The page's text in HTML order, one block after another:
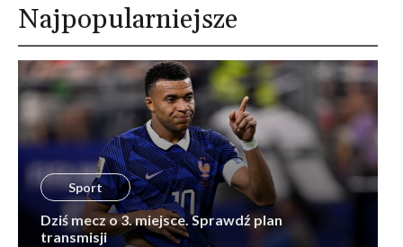
Najpopularniejsze
Sport
Dziś mecz o 3. miejsce. Sprawdź plan
transmisji